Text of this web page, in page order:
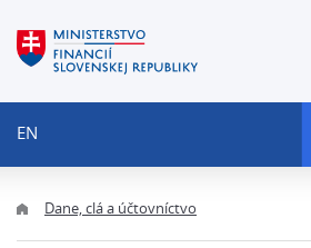
EN
Dane, clá a účtovníctvo